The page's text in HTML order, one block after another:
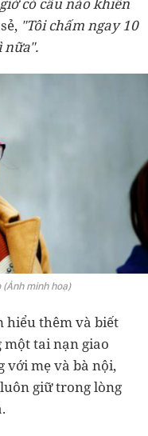
"Tôi chấm ngay 10
nữa".
minh hoạ)
hiểu thêm và biết
một tai nạn giao
với mẹ và bà nội,
giữ trong lòng